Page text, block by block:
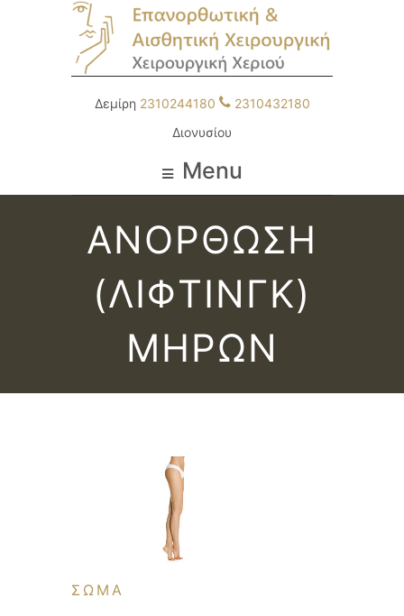
Δεμίρη 2310244180
2310432180
Διονυσίου
Menu
ΑΝΟΡΘΩΣΗ
(ΛΙΦΤΙΝΓΚ)
ΜΗΡΩΝ
ΣΩΜΑ